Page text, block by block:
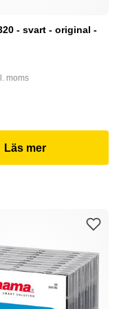
- svart - original -
moms
Läs mer